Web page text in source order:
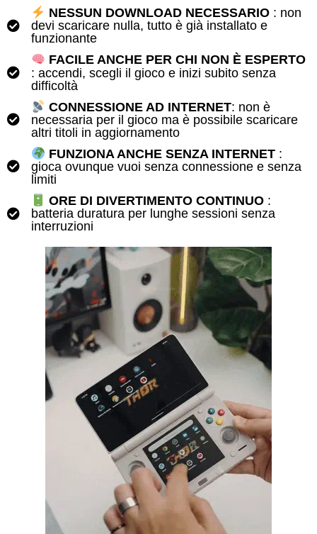
NESSUN DOWNLOAD NECESSARIO : non
devi scaricare nulla, tutto è già installato e
funzionante
FACILE ANCHE PER CHI NON È ESPERTO
: accendi, scegli il gioco e inizi subito senza
difficoltà
CONNESSIONE AD INTERNET: non è
necessaria per il gioco ma è possibile scaricare
altri titoli in aggiornamento
FUNZIONA ANCHE SENZA INTERNET :
gioca ovunque vuoi senza connessione e senza
limiti
ORE DI DIVERTIMENTO CONTINUO :
batteria duratura per lunghe sessioni senza
interruzioni